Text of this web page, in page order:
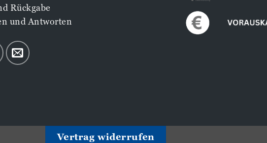
Rückgabe
und Antworten
Vertrag widerrufen